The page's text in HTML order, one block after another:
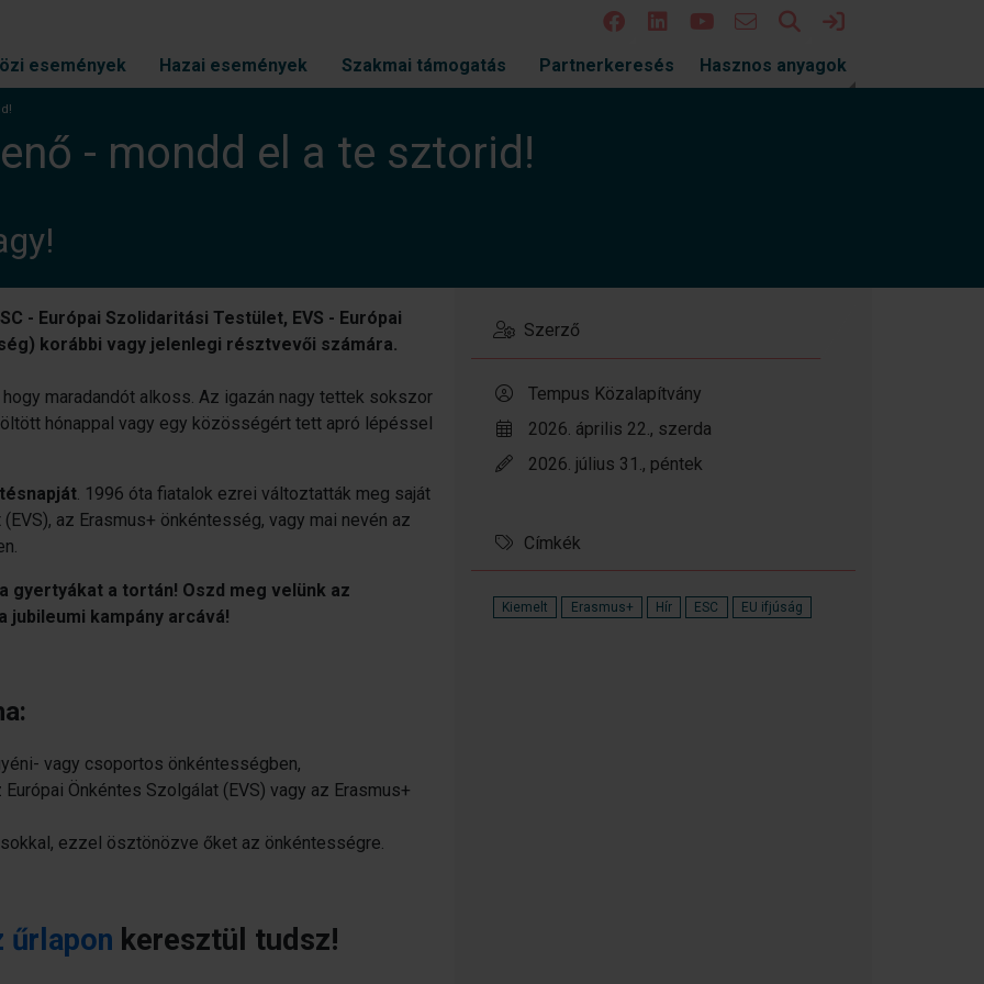
Keresés
események Hazai események Szakmai támogatás Partnerkeresés Hasznos anyagok
- mondd el a te sztorid!
- Európai Szolidaritási Testület, EVS - Európai
korábbi vagy jelenlegi résztvevői számára.
maradandót alkoss. Az igazán nagy tettek sokszor
hónappal vagy egy közösségért tett apró lépéssel
. 1996 óta fiatalok ezrei változtatták meg saját
az Erasmus+ önkéntesség, vagy mai nevén az
gyertyákat a tortán! Oszd meg velünk az
jubileumi kampány arcává!
vagy csoportos önkéntességben,
Önkéntes Szolgálat (EVS) vagy az Erasmus+
ezzel ösztönözve őket az önkéntességre.
űrlapon keresztül tudsz!
Szerző
Tempus Közalapítvány
2026. április 22., szerda
2026. július 31., péntek
Címkék
Kiemelt Erasmus+ Hír ESC EU ifjúság